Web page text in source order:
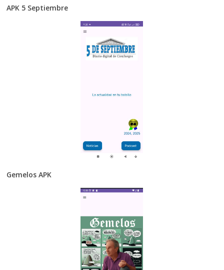
APK 5 Septiembre
Gemelos APK